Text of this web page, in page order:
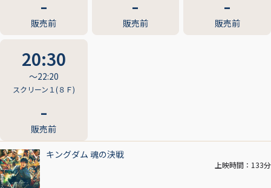
販売前 販売前 販売前
20:30
〜22:20
スクリーン１(８Ｆ)
販売前
キングダム 魂の決戦
上映時間：133分